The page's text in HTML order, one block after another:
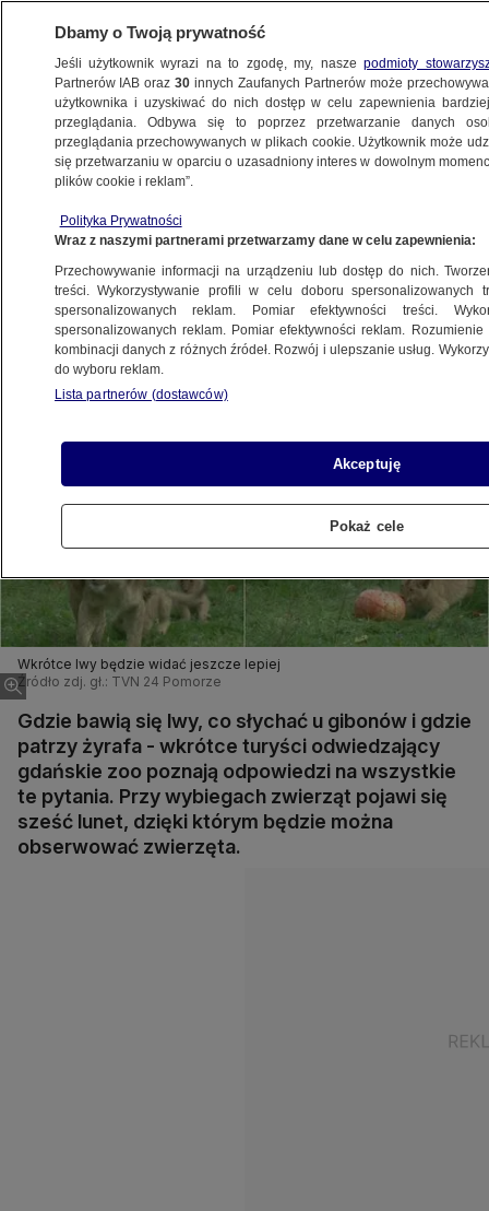
TRÓJMIASTO
turystów. Gdańskie zoo kupuje lunety
2.11.2015, 16:16
Udostępnij
Wkrótce lwy będzie widać jeszcze lepiej
Źródło zdj. gł.: TVN 24 Pomorze
Gdzie bawią się lwy, co słychać u gibonów i gdzie
patrzy żyrafa - wkrótce turyści odwiedzający
gdańskie zoo poznają odpowiedzi na wszystkie
te pytania. Przy wybiegach zwierząt pojawi się
sześć lunet, dzięki którym będzie można
obserwować zwierzęta.
Dbamy o Twoją prywatność
Jeśli użytkownik wyrazi na to zgodę, my, naszepodmioty
Partnerów IAB oraz30 innych Zaufanych Partnerów może
użytkownika i uzyskiwać do nich dostęp w celu zapewnienia
przeglądania. Odbywa się to poprzez przetwarzanie danych
przeglądania przechowywanych w plikach cookie. Użytkownik może
się przetwarzaniu w oparciu o uzasadniony interes w dowolnym
plików cookie i reklam”.
Polityka Prywatności
Wraz z naszymi partnerami przetwarzamy dane w celu zapewnienia:
Przechowywanie informacji na urządzeniu lub dostęp do nich.
treści. Wykorzystywanie profili w celu doboru spersonalizowanych
spersonalizowanych reklam. Pomiar efektywności treści.
spersonalizowanych reklam. Pomiar efektywności reklam.
kombinacji danych z różnych źródeł. Rozwój i ulepszanie usług.
do wyboru reklam.
Lista partnerów (dostawców)
Akceptuję
Pokaż cele